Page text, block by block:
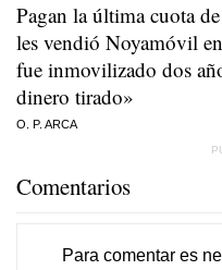
Pagan la última cuota
les vendió Noyamóvil
fue inmovilizado dos
dinero tirado»
O. P. ARCA
Comentarios
Para comentar es